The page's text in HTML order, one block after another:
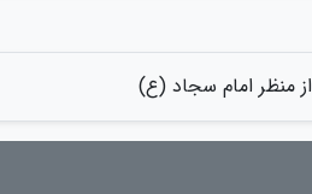
منظر امام سجاد (ع)